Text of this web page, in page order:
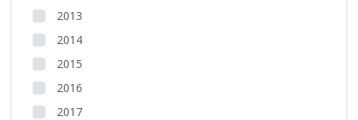
2013
2014
2015
2016
2017